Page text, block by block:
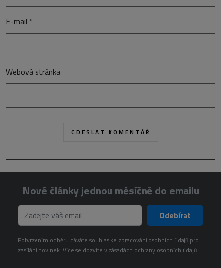
E-mail *
Webová stránka
Nové články jednou měsíčně do emailu
Odebírat
Potvrzením odběru dáváte souhlas ke zpracování osobních údajů pro
zasílání novinek. Více se dozvíte v zásadách ochrany osobních údajů.